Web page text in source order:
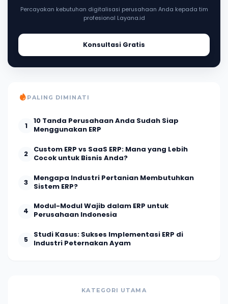
Percayakan kebutuhan digitalisasi perusahaan Anda kepada tim
profesional Layana.id
Konsultasi Gratis
PALING DIMINATI
1
10 Tanda Perusahaan Anda Sudah Siap
Menggunakan ERP
2
Custom ERP vs SaaS ERP: Mana yang Lebih
Cocok untuk Bisnis Anda?
3
Mengapa Industri Pertanian Membutuhkan
Sistem ERP?
4
Modul-Modul Wajib dalam ERP untuk
Perusahaan Indonesia
5
Studi Kasus: Sukses Implementasi ERP di
Industri Peternakan Ayam
KATEGORI UTAMA